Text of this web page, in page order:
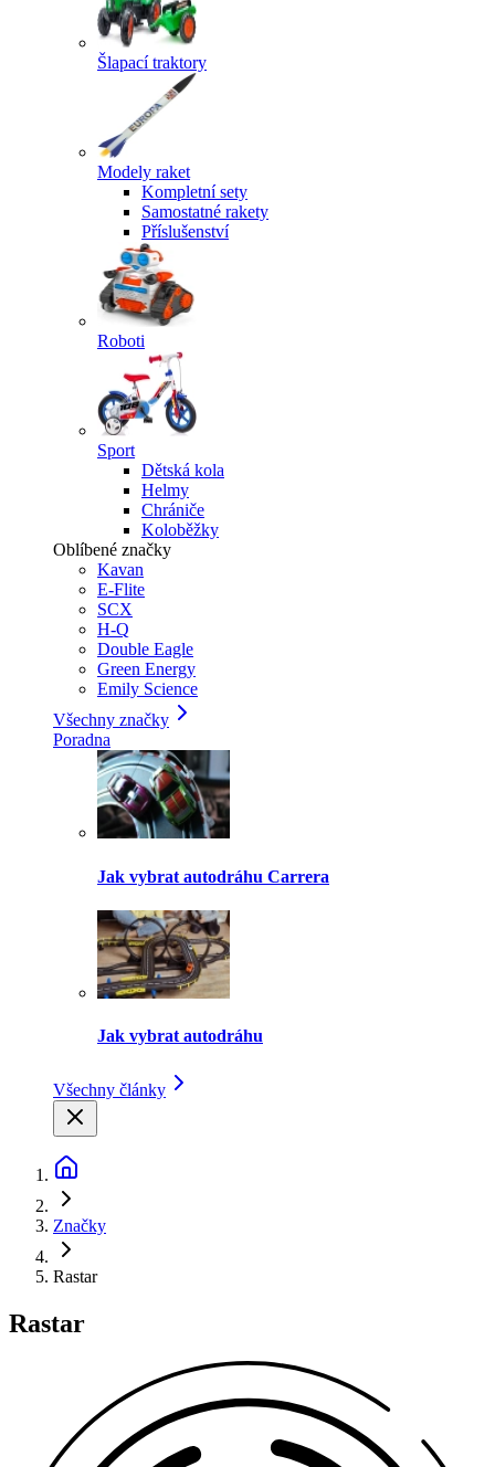
Šlapací traktory
Modely raket
Kompletní sety
Samostatné rakety
Příslušenství
Roboti
Sport
Dětská kola
Helmy
Chrániče
Koloběžky
Oblíbené značky
Kavan
E-Flite
SCX
H-Q
Double Eagle
Green Energy
Emily Science
Všechny značky
Poradna
Jak vybrat autodráhu Carrera
Jak vybrat autodráhu
Všechny články
Značky
Rastar
Rastar